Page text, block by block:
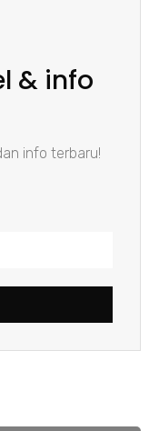
& info
info terbaru!